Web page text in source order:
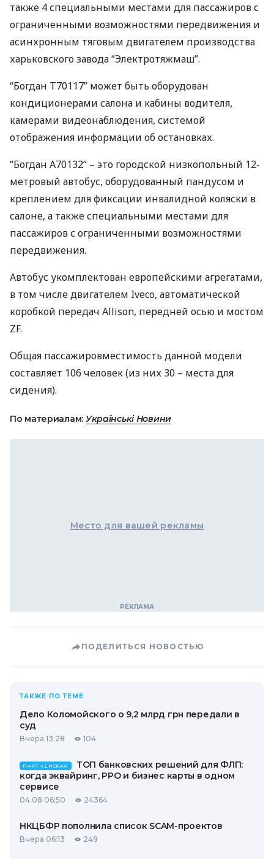
также 4 специальными местами для пассажиров с
ограниченными возможностями передвижения и
асинхронным тяговым двигателем производства
харьковского завода “Электротяжмаш”.
“Богдан Т70117” может быть оборудован
кондиционерами салона и кабины водителя,
камерами видеонаблюдения, системой
отображения информации об остановках.
“Богдан А70132” – это городской низкопольный 12-
метровый автобус, оборудованный пандусом и
креплением для фиксации инвалидной коляски в
салоне, а также специальными местами для
пассажиров с ограниченными возможностями
передвижения.
Автобус укомплектован европейскими агрегатами,
в том числе двигателем Iveco, автоматической
коробкой передач Allison, передней осью и мостом
ZF.
Общая пассажировместимость данной модели
составляет 106 человек (из них 30 – места для
сидения).
По материалам: Українські Новини
Место для вашей рекламы
ПОДЕЛИТЬСЯ НОВОСТЬЮ
ТАКЖЕ ПО ТЕМЕ
Дело Коломойского о 9,2 млрд грн передали в
суд
Вчера 13:28 104
ПАРТНЕРСКАЯ
ТОП банковских решений для ФЛП:
когда эквайринг, РРО и бизнес карты в одном
сервисе
04.08 06:50 24364
НКЦБФР пополнила список SCAM-проектов
Вчера 06:13 249